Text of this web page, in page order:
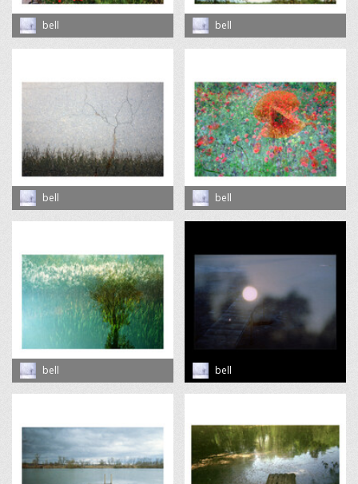
bell bell
bell bell
bell bell